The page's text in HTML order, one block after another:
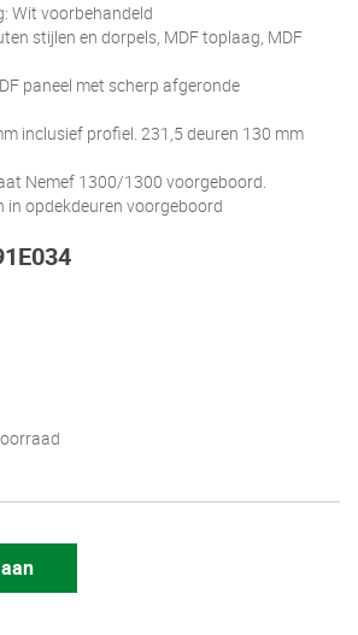
Wit voorbehandeld
stijlen en dorpels, MDF toplaag, MDF
paneel met scherp afgeronde
inclusief profiel. 231,5 deuren 130 mm
Nemef 1300/1300 voorgeboord.
in opdekdeuren voorgeboord